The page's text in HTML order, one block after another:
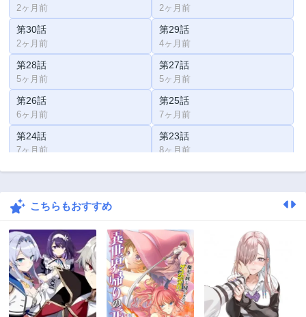
2ヶ月前 2ヶ月前
第30話
2ヶ月前
第29話
4ヶ月前
第28話
5ヶ月前
第27話
5ヶ月前
第26話
6ヶ月前
第25話
7ヶ月前
第24話
7ヶ月前
第23話
8ヶ月前
第22話 第21話
第20話
第18話
11ヶ月前
第17話
1年前
第16話
1年前
第15話
1年前
第14話 第13話
こちらもおすすめ